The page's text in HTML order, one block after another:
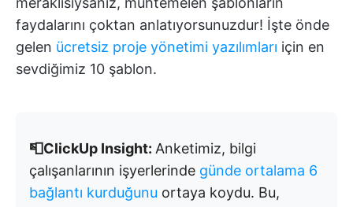
faydalarını çoktan anlatıyorsunuzdur! İşte önde
gelen ücretsiz proje yönetimi yazılımları için en
sevdiğimiz 10 şablon.
📮ClickUp Insight: Anketimiz, bilgi
çalışanlarının işyerlerinde günde ortalama 6
bağlantı kurduğunu ortaya koydu. Bu,